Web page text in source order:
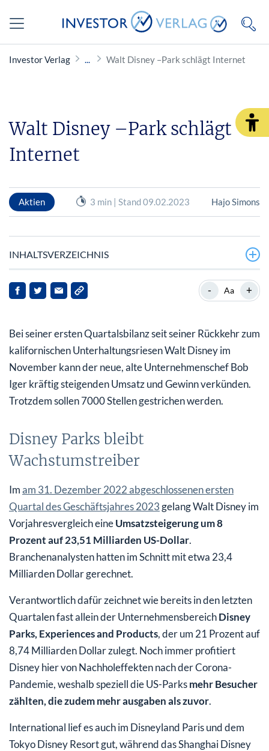
Investor Verlag Walt Disney –Park schlägt Internet
Walt Disney –Park schlägt
Internet
Aktien 3 min | Stand 09.02.2023 Hajo Simons
INHALTSVERZEICHNIS
Disney Parks bleibt Wachstumstreiber
Streaminggeschäft robuster als befürchtet
Disney+ ab 2024 profitabel?
- Aa +
Bei seiner ersten Quartalsbilanz seit seiner Rückkehr zum
kalifornischen Unterhaltungsriesen Walt Disney im
November kann der neue, alte Unternehmenschef Bob
Iger kräftig steigenden Umsatz und Gewinn verkünden.
Trotzdem sollen 7000 Stellen gestrichen werden.
Disney Parks bleibt
Wachstumstreiber
Imam 31. Dezember 2022 abgeschlossenen ersten
Quartal des Geschäftsjahres 2023 gelang Walt Disney im
Vorjahresvergleich eineUmsatzsteigerung um 8
Prozent auf 23,51 Milliarden US-Dollar.
Branchenanalysten hatten im Schnitt mit etwa 23,4
Milliarden Dollar gerechnet.
Verantwortlich dafür zeichnet wie bereits in den letzten
Quartalen fast allein der UnternehmensbereichDisney
Parks, Experiences and Products, der um 21 Prozent auf
8,74 Milliarden Dollar zulegt. Noch immer profitiert
Disney hier von Nachholeffekten nach der Corona-
Pandemie, weshalb speziell die US-Parksmehr Besucher
zählten, die zudem mehr ausgaben als zuvor.
International lief es auch im Disneyland Paris und dem
Tokyo Disney Resort gut, während das Shanghai Disney